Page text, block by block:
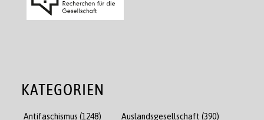
KATEGORIEN
Antifaschismus (1248) Auslandsgesellschaft (390)